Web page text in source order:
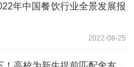
年中国餐饮行业全景发展报
2022-08-25